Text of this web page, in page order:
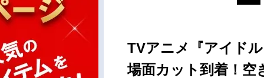
TVアニメ『アイド
場面カット到着！